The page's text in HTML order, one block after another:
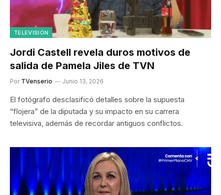
TELEVISIÓN
Jordi Castell revela duros motivos de
salida de Pamela Jiles de TVN
Por TVenserio Junio 13, 2026
El fotógrafo desclasificó detalles sobre la supuesta
“flojera” de la diputada y su impacto en su carrera
televisiva, además de recordar antiguos conflictos.